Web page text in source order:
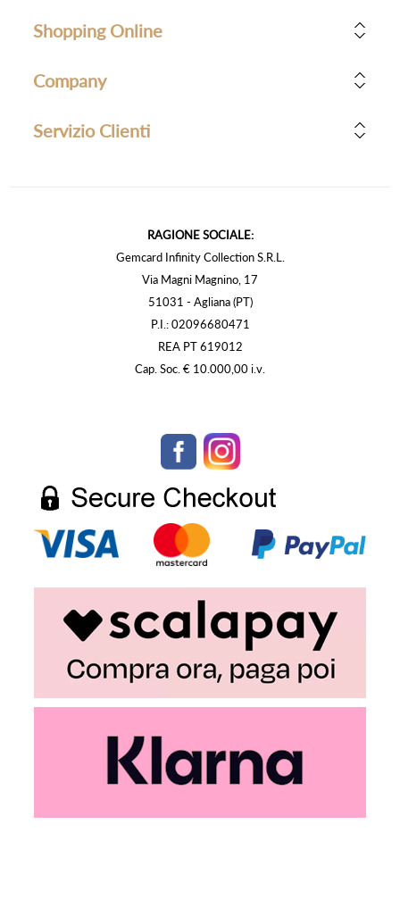
Shopping Online
Company
Servizio Clienti
RAGIONE SOCIALE:
Gemcard Infinity Collection S.R.L.
Via Magni Magnino, 17
51031 - Agliana (PT)
P.I.: 02096680471
REA PT 619012
Cap. Soc. € 10.000,00 i.v.